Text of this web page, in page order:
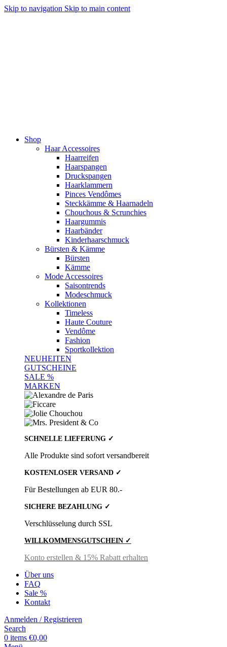
Skip to navigation Skip to main content
Shop
Haar Accessoires
Haarreifen
Haarspangen
Druckspangen
Haarklammern
Pinces Vendômes
Steckkämme & Haarnadeln
Chouchous & Scrunchies
Haargummis
Haarbänder
Kinderhaarschmuck
Bürsten & Kämme
Bürsten
Kämme
Mode Accessoires
Saisontrends
Modeschmuck
Kollektionen
Timeless
Haute Couture
Vendôme
Fashion
Sportkollektion
NEUHEITEN
GUTSCHEINE
SALE %
MARKEN
SCHNELLE LIEFERUNG ✓
Alle Produkte sind sofort versandbereit
KOSTENLOSER VERSAND ✓
Für Bestellungen ab EUR 80.-
SICHERE BEZAHLUNG ✓
Verschlüsselung durch SSL
WILLKOMMENSGUTSCHEIN ✓
Konto erstellen & 15% Rabatt erhalten
Über uns
FAQ
Sale %
Kontakt
Anmelden / Registrieren
Search
0 items €0,00